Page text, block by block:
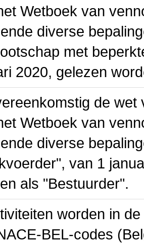
Wetboek van
diverse
met
2020, gelezen
de wet
Wetboek van
diverse
van 1
als "Bestuurder".
worden in
BEL-codes